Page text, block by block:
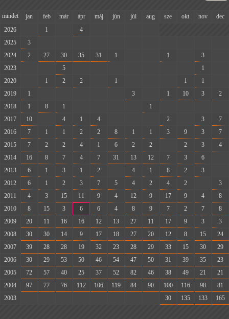
mindet jan feb már ápr máj jún júl aug sze okt nov
dec
2026
1 4
2025
3
2024
2 27 30 35 31 1 1 3
2023
5 1
2020
1 2 2 1 1 1
2019
1 3 1 10 3
2
2018
1 8 1 1
2017
10 4 1 4 2 3
7
2016
7 1 1 2 2 8 1 1 3 9 3
7
2015
7 2 2 4 1 6 2 2 2 3
4
2014
16 8 7 4 7 31 13 12 7 3 6
2013
6 1 3 1 2 4 1 8 2 3
2012
6 1 2 3 7 5 4 2 4 2
3
2011
4 3 15 11 9 4 12 9 17 9 4
8
2010
8 15 3 6 6 4 8 9 7 2 7
8
2009
20 11 16 16 12 13 27 11 17 9 3
3
2008
30 30 14 9 17 18 27 20 12 8 15
24
2007
39 28 28 19 32 23 28 29 33 15 30
29
2006
30 29 53 50 46 54 47 50 31 39 35
23
2005
72 57 40 25 37 52 82 46 38 49 21
21
2004
97 77 76 112 106 119 84 90 100 116 98
81
2003
30 135 133 165